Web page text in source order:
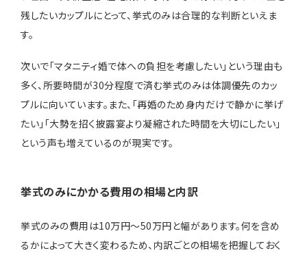
残したいカップルにとって、挙式のみは合理的な判断といえま
す。
次いで「マタニティ婚で体への負担を考慮したい」という理由も
多く、所要時間が30分程度で済む挙式のみは体調優先のカッ
プルに向いています。また、「再婚のため身内だけで静かに挙げ
たい」「大勢を招く披露宴より凝縮された時間を大切にしたい」
という声も増えているのが現実です。
挙式のみにかかる費用の相場と内訳
挙式のみの費用は10万円〜50万円と幅があります。何を含め
るかによって大きく変わるため、内訳ごとの相場を把握しておく